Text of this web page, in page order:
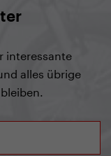
interessante
alles übrige